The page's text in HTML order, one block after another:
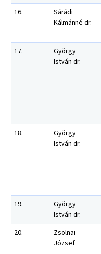
16.
Sárádi
Kálmánné dr.
17.
György
István dr.
18.
György
István dr.
19.
György
István dr.
20.
Zsolnai
József